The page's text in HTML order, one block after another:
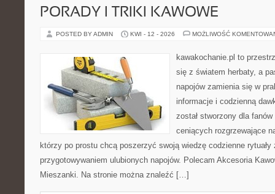
PORADY I TRIKI KAWOWE
POSTED BY ADMIN KWI - 12 - 2026 MOŻLIWOŚĆ
kawakochanie.pl to
się z światem herbaty, a
napojów zamienia się w
informacje i codzienną
został stworzony dla
ceniących rozgrzewające
którzy po prostu chcą poszerzyć swoją wiedzę codzienne rytuały
przygotowywaniem ulubionych napojów. Polecam Akcesoria
Mieszanki. Na stronie można znaleźć […]